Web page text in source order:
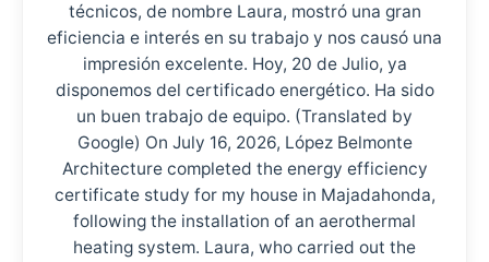
técnicos, de nombre Laura, mostró una gran
eficiencia e interés en su trabajo y nos causó una
impresión excelente. Hoy, 20 de Julio, ya
disponemos del certificado energético. Ha sido
un buen trabajo de equipo. (Translated by
Google) On July 16, 2026, López Belmonte
Architecture completed the energy efficiency
certificate study for my house in Majadahonda,
following the installation of an aerothermal
heating system. Laura, who carried out the